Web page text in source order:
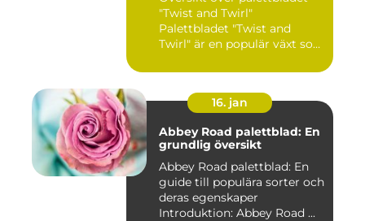
"Twist and Twirl"
Palettbladet "Twist and
Twirl" är en populär växt som
16. jan
Abbey Road palettblad: En
grundlig översikt
Abbey Road palettblad: En
guide till populära sorter och
deras egenskaper
Introduktion: Abbey Road ...